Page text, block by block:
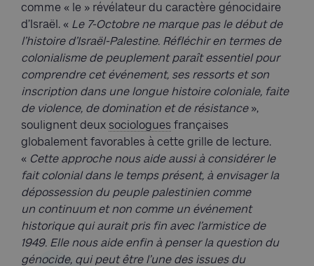
comme « le » révélateur du caractère génocidaire
d’Israël. « Le 7-Octobre ne marque pas le début de
l’histoire d’Israël-Palestine. Réfléchir en termes de
colonialisme de peuplement paraît essentiel pour
comprendre cet événement, ses ressorts et son
inscription dans une longue histoire coloniale, faite
de violence, de domination et de résistance»,
soulignent deux sociologues françaises
globalement favorables à cette grille de lecture.
« Cette approche nous aide aussi à considérer le
fait colonial dans le temps présent, à envisager la
dépossession du peuple palestinien comme
un continuum et non comme un événement
historique qui aurait pris fin avec l’armistice de
1949. Elle nous aide enfin à penser la question du
génocide, qui peut être l’une des issues du